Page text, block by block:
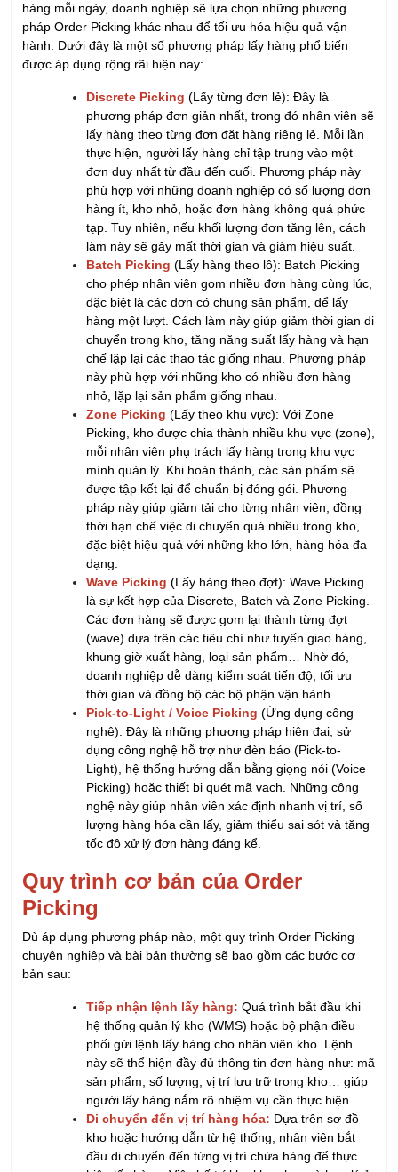
hàng mỗi ngày, doanh nghiệp sẽ lựa chọn những phương
pháp Order Picking khác nhau để tối ưu hóa hiệu quả vận
hành. Dưới đây là một số phương pháp lấy hàng phổ biến
được áp dụng rộng rãi hiện nay:
Discrete Picking (Lấy từng đơn lẻ): Đây là
phương pháp đơn giản nhất, trong đó nhân viên sẽ
lấy hàng theo từng đơn đặt hàng riêng lẻ. Mỗi lần
thực hiện, người lấy hàng chỉ tập trung vào một
đơn duy nhất từ đầu đến cuối. Phương pháp này
phù hợp với những doanh nghiệp có số lượng đơn
hàng ít, kho nhỏ, hoặc đơn hàng không quá phức
tạp. Tuy nhiên, nếu khối lượng đơn tăng lên, cách
làm này sẽ gây mất thời gian và giảm hiệu suất.
Batch Picking (Lấy hàng theo lô): Batch Picking
cho phép nhân viên gom nhiều đơn hàng cùng lúc,
đặc biệt là các đơn có chung sản phẩm, để lấy
hàng một lượt. Cách làm này giúp giảm thời gian di
chuyển trong kho, tăng năng suất lấy hàng và hạn
chế lặp lại các thao tác giống nhau. Phương pháp
này phù hợp với những kho có nhiều đơn hàng
nhỏ, lặp lại sản phẩm giống nhau.
Zone Picking (Lấy theo khu vực): Với Zone
Picking, kho được chia thành nhiều khu vực (zone),
mỗi nhân viên phụ trách lấy hàng trong khu vực
mình quản lý. Khi hoàn thành, các sản phẩm sẽ
được tập kết lại để chuẩn bị đóng gói. Phương
pháp này giúp giảm tải cho từng nhân viên, đồng
thời hạn chế việc di chuyển quá nhiều trong kho,
đặc biệt hiệu quả với những kho lớn, hàng hóa đa
dạng.
Wave Picking (Lấy hàng theo đợt): Wave Picking
là sự kết hợp của Discrete, Batch và Zone Picking.
Các đơn hàng sẽ được gom lại thành từng đợt
(wave) dựa trên các tiêu chí như tuyến giao hàng,
khung giờ xuất hàng, loại sản phẩm… Nhờ đó,
doanh nghiệp dễ dàng kiểm soát tiến độ, tối ưu
thời gian và đồng bộ các bộ phận vận hành.
Pick-to-Light / Voice Picking (Ứng dụng công
nghệ): Đây là những phương pháp hiện đại, sử
dụng công nghệ hỗ trợ như đèn báo (Pick-to-
Light), hệ thống hướng dẫn bằng giọng nói (Voice
Picking) hoặc thiết bị quét mã vạch. Những công
nghệ này giúp nhân viên xác định nhanh vị trí, số
lượng hàng hóa cần lấy, giảm thiểu sai sót và tăng
tốc độ xử lý đơn hàng đáng kể.
Quy trình cơ bản của Order
Picking
Dù áp dụng phương pháp nào, một quy trình Order Picking
chuyên nghiệp và bài bản thường sẽ bao gồm các bước cơ
bản sau:
Tiếp nhận lệnh lấy hàng: Quá trình bắt đầu khi
hệ thống quản lý kho (WMS) hoặc bộ phận điều
phối gửi lệnh lấy hàng cho nhân viên kho. Lệnh
này sẽ thể hiện đầy đủ thông tin đơn hàng như: mã
sản phẩm, số lượng, vị trí lưu trữ trong kho… giúp
người lấy hàng nắm rõ nhiệm vụ cần thực hiện.
Di chuyển đến vị trí hàng hóa: Dựa trên sơ đồ
kho hoặc hướng dẫn từ hệ thống, nhân viên bắt
đầu di chuyển đến từng vị trí chứa hàng để thực